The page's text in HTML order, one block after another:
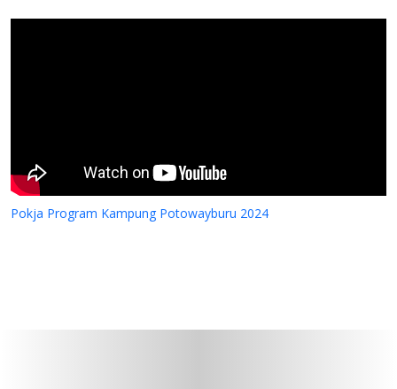
Pokja Program Kampung Potowayburu 2024